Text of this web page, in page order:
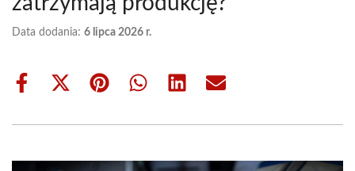
Data dodania: 6 lipca 2026 r.
Share
Share
(Twitter)
Share Share Share Share